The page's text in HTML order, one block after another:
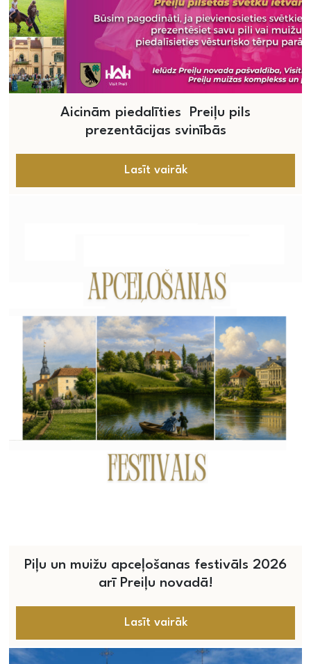
Aicinām piedalīties Preiļu pils
prezentācijas svinībās
Lasīt vairāk
Piļu un muižu apceļošanas festivāls 2026
arī Preiļu novadā!
Lasīt vairāk